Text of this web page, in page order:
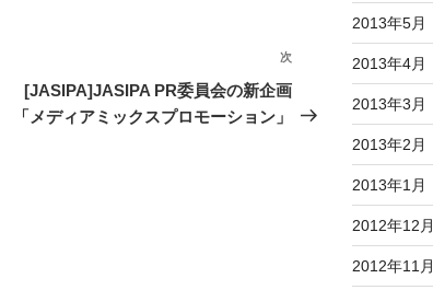
投
次
[JASIPA]JASIPA PR委員会の新企画
「メディアミックスプロモーション」
2013年5月
2013年4月
2013年3月
2013年2月
2013年1月
2012年12月
2012年11月